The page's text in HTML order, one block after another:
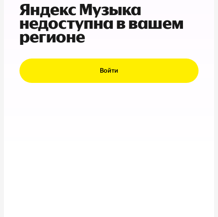
Яндекс Музыка
недоступна в вашем
регионе
Войти